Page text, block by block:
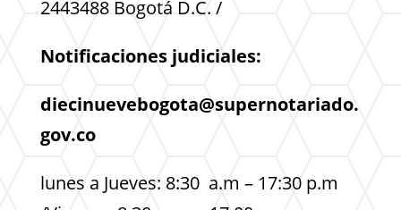
2443488 Bogotá D.C. /
Notificaciones judiciales:
diecinuevebogota@supernotariado.
gov.co
lunes a Jueves: 8:30 a.m – 17:30 p.m